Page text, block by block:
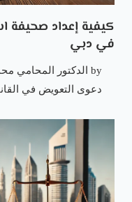
كيفية إعداد
في دبي
by الدكتور المحامي
دعوى التعويض في